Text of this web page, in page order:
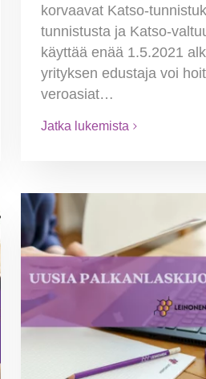
korvaavat Katso-
tunnistusta ja Katso-
käyttää enää 1.5.2021
yrityksen edustaja voi
veroasiat…
Jatka lukemista